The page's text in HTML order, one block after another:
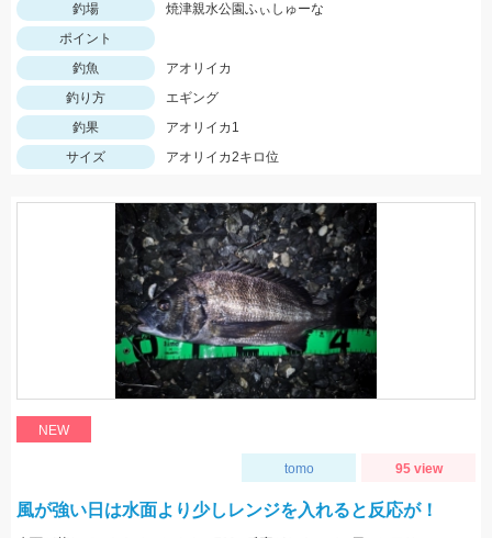
釣場
焼津親水公園ふぃしゅーな
ポイント
釣魚
アオリイカ
釣り方
エギング
釣果
アオリイカ1
サイズ
アオリイカ2キロ位
NEW
tomo 95 view
風が強い日は水面より少しレンジを入れると反応が！